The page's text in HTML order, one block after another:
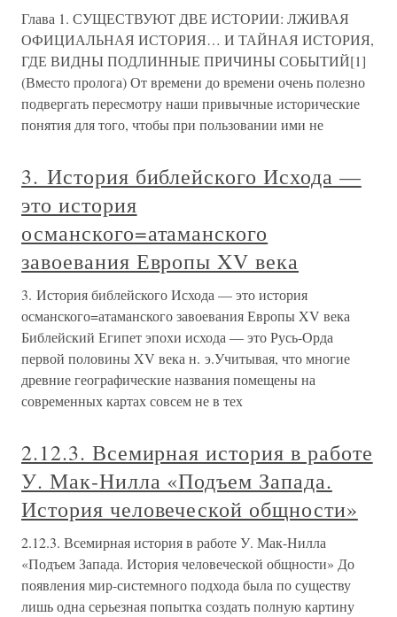
Глава 1. СУЩЕСТВУЮТ ДВЕ ИСТОРИИ: ЛЖИВАЯ
ОФИЦИАЛЬНАЯ ИСТОРИЯ… И ТАЙНАЯ ИСТОРИЯ,
ГДЕ ВИДНЫ ПОДЛИННЫЕ ПРИЧИНЫ СОБЫТИЙ[1]
(Вместо пролога) От времени до времени очень полезно
подвергать пересмотру наши привычные исторические
понятия для того, чтобы при пользовании ими не
3. История библейского Исхода —
это история
османского=атаманского
завоевания Европы XV века
3. История библейского Исхода — это история
османского=атаманского завоевания Европы XV века
Библейский Египет эпохи исхода — это Русь-Орда
первой половины XV века н. э.Учитывая, что многие
древние географические названия помещены на
современных картах совсем не в тех
2.12.3. Всемирная история в работе
У. Мак-Нилла «Подъем Запада.
История человеческой общности»
2.12.3. Всемирная история в работе У. Мак-Нилла
«Подъем Запада. История человеческой общности» До
появления мир-системного подхода была по существу
лишь одна серьезная попытка создать полную картину